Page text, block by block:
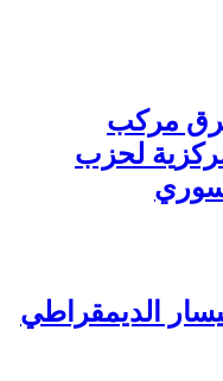
غرق مركب
لحزب
الديمقراطي